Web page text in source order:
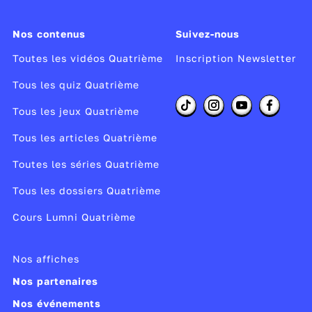
Nos contenus
Toutes les vidéos Quatrième
Tous les quiz Quatrième
Tous les jeux Quatrième
Tous les articles Quatrième
Toutes les séries Quatrième
Tous les dossiers Quatrième
Cours Lumni Quatrième
Suivez-nous
Inscription Newsletter
Nos affiches
Nos partenaires
Nos événements